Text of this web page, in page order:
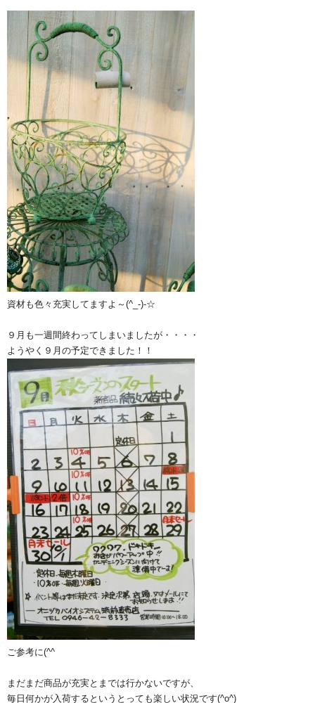
資材も色々充実してますよ～(^_-)-☆
９月も一週間終わってしまいましたが・・・・
ようやく９月の予定できました！！
ご参考に(^^ゞ
まだまだ商品が充実とまでは行かないですが、
毎日何かが入荷するというとっても楽しい状況です(^o^)